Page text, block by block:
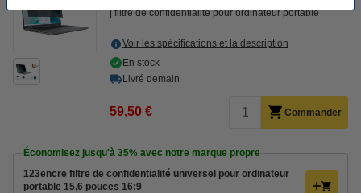
filtre de confidentialité pour ordinateur portable
Voir les spécifications et la description
En stock
Livré demain
59,50 € Commander
Économisez jusqu'à 35% avec notre marque propre
123encre filtre de confidentialité universel pour ordinateur
portable 15,6 pouces 16:9